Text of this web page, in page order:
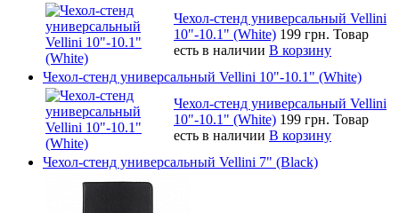
Чехол-стенд универсальный Vellini
10"-10.1" (White) 199 грн. Товар
есть в наличии В корзину
Чехол-стенд универсальный Vellini 10"-10.1" (White)
Чехол-стенд универсальный Vellini
10"-10.1" (White) 199 грн. Товар
есть в наличии В корзину
Чехол-стенд универсальный Vellini 7" (Black)